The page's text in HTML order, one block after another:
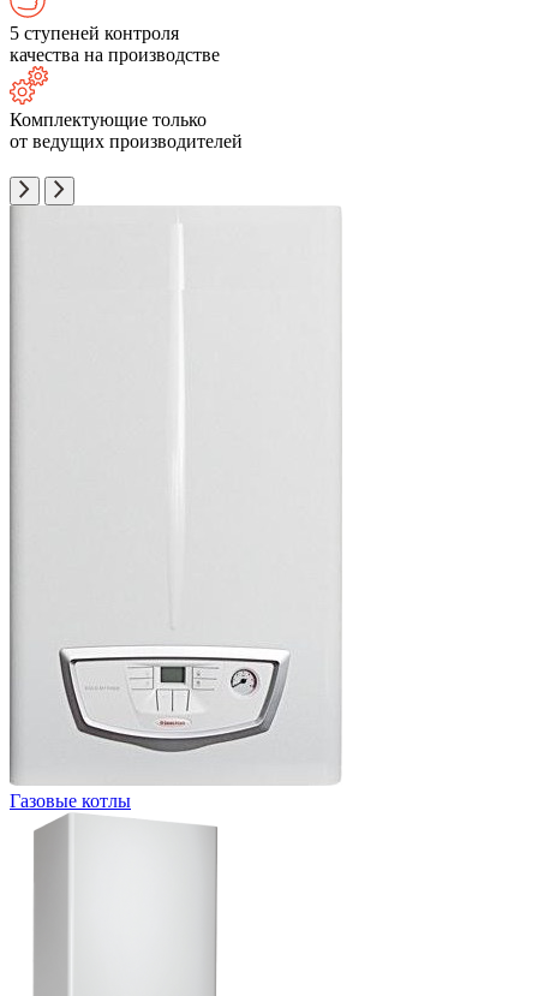
5 ступеней контроля
качества на производстве
Комплектующие только
от ведущих производителей
Газовые котлы